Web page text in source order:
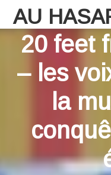
AU
20 feet
– les
la